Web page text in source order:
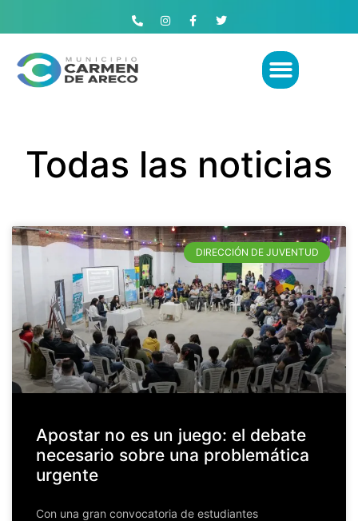
Todas las noticias
DIRECCIÓN DE JUVENTUD
Apostar no es un juego: el debate
necesario sobre una problemática
urgente
Con una gran convocatoria de estudiantes